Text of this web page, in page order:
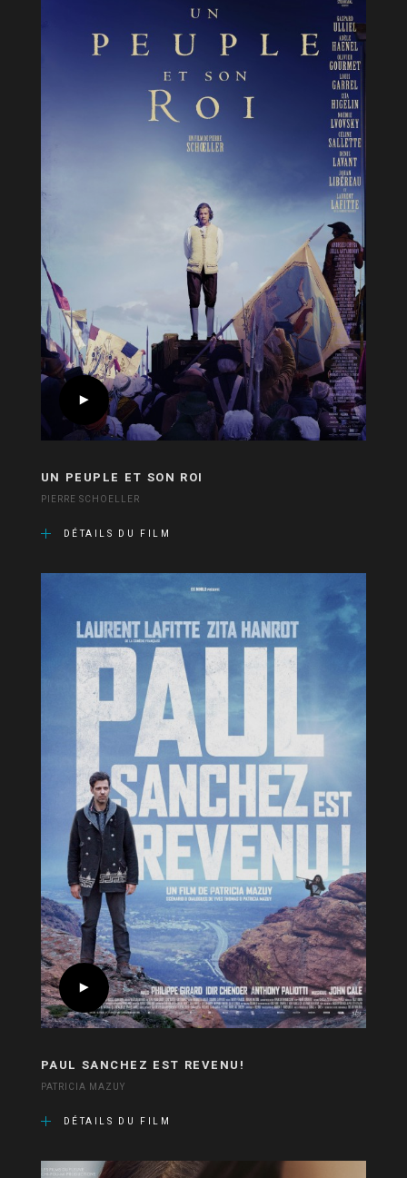
UN PEUPLE ET SON ROI
PIERRE SCHOELLER
DÉTAILS DU FILM
PAUL SANCHEZ EST REVENU!
PATRICIA MAZUY
DÉTAILS DU FILM